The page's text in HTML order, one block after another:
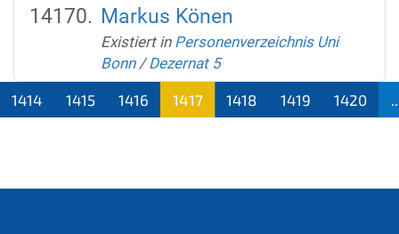
Markus Könen
Existiert in Personenverzeichnis Uni
Bonn /Dezernat 5
1414 1415 1416
1417
1418 1419 1420